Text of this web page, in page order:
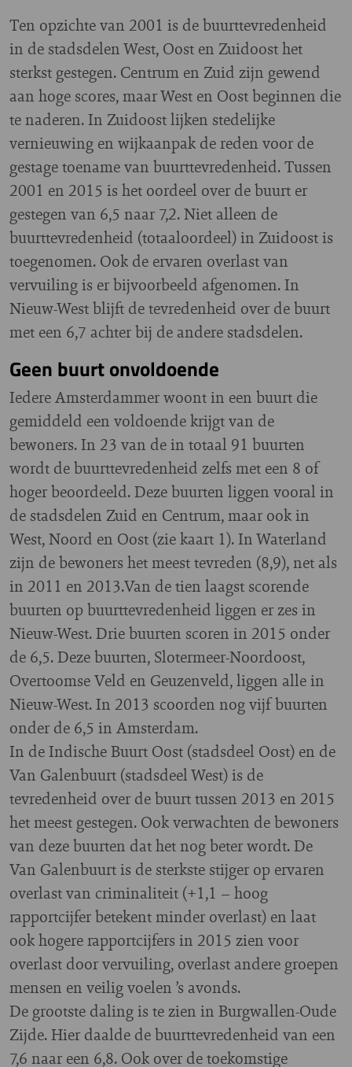
Ten opzichte van 2001 is de buurttevredenheid
in de stadsdelen West, Oost en Zuidoost het
sterkst gestegen. Centrum en Zuid zijn gewend
aan hoge scores, maar West en Oost beginnen die
te naderen. In Zuidoost lijken stedelijke
vernieuwing en wijkaanpak de reden voor de
gestage toename van buurttevredenheid. Tussen
2001 en 2015 is het oordeel over de buurt er
gestegen van 6,5 naar 7,2. Niet alleen de
buurttevredenheid (totaaloordeel) in Zuidoost is
toegenomen. Ook de ervaren overlast van
vervuiling is er bijvoorbeeld afgenomen. In
Nieuw-West blijft de tevredenheid over de buurt
met een 6,7 achter bij de andere stadsdelen.
Geen buurt onvoldoende
Iedere Amsterdammer woont in een buurt die
gemiddeld een voldoende krijgt van de
bewoners. In 23 van de in totaal 91 buurten
wordt de buurttevredenheid zelfs met een 8 of
hoger beoordeeld. Deze buurten liggen vooral in
de stadsdelen Zuid en Centrum, maar ook in
West, Noord en Oost (zie kaart 1). In Waterland
zijn de bewoners het meest tevreden (8,9), net als
in 2011 en 2013.Van de tien laagst scorende
buurten op buurttevredenheid liggen er zes in
Nieuw-West. Drie buurten scoren in 2015 onder
de 6,5. Deze buurten, Slotermeer-Noordoost,
Overtoomse Veld en Geuzenveld, liggen alle in
Nieuw-West. In 2013 scoorden nog vijf buurten
onder de 6,5 in Amsterdam.
In de Indische Buurt Oost (stadsdeel Oost) en de
Van Galenbuurt (stadsdeel West) is de
tevredenheid over de buurt tussen 2013 en 2015
het meest gestegen. Ook verwachten de bewoners
van deze buurten dat het nog beter wordt. De
Van Galenbuurt is de sterkste stijger op ervaren
overlast van criminaliteit (+1,1 – hoog
rapportcijfer betekent minder overlast) en laat
ook hogere rapportcijfers in 2015 zien voor
overlast door vervuiling, overlast andere groepen
mensen en veilig voelen ’s avonds.
De grootste daling is te zien in Burgwallen-Oude
Zijde. Hier daalde de buurttevredenheid van een
7,6 naar een 6,8. Ook over de toekomstige